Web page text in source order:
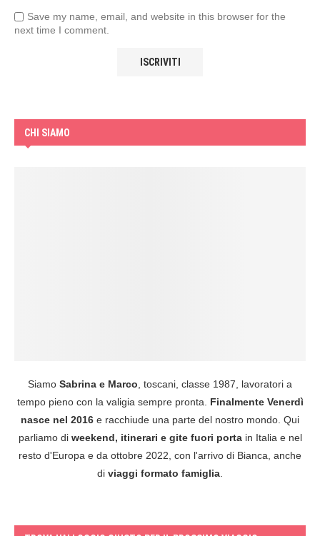
Save my name, email, and website in this browser for the
next time I comment.
CHI SIAMO
Siamo Sabrina e Marco, toscani, classe 1987, lavoratori a
tempo pieno con la valigia sempre pronta. Finalmente Venerdì
nasce nel 2016 e racchiude una parte del nostro mondo. Qui
parliamo di weekend, itinerari e gite fuori portain Italia e nel
resto d'Europa e da ottobre 2022, con l'arrivo di Bianca, anche
di viaggi formato famiglia.